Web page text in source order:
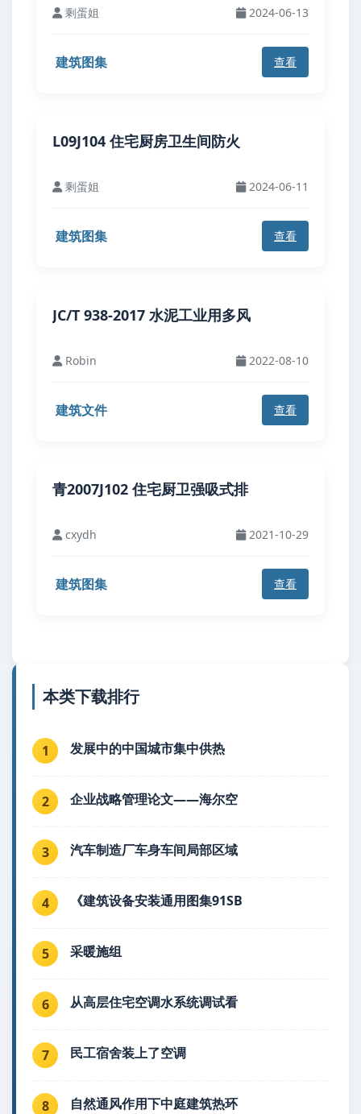
剩蛋姐 2024-06-13
建筑图集 查看
L09J104 住宅厨房卫生间防火
剩蛋姐 2024-06-11
建筑图集 查看
JC/T 938-2017 水泥工业用多风
Robin 2022-08-10
建筑文件 查看
青2007J102 住宅厨卫强吸式排
cxydh 2021-10-29
建筑图集 查看
本类下载排行
1 发展中的中国城市集中供热
2 企业战略管理论文——海尔空
3 汽车制造厂车身车间局部区域
4 《建筑设备安装通用图集91SB
5 采暖施组
6 从高层住宅空调水系统调试看
7 民工宿舍装上了空调
8 自然通风作用下中庭建筑热环